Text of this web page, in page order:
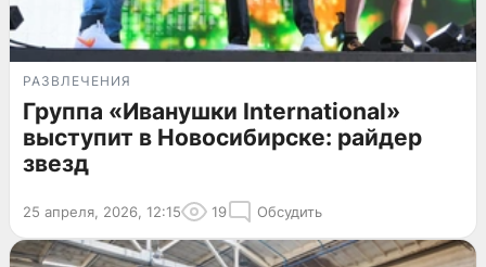
РАЗВЛЕЧЕНИЯ
Группа «Иванушки International»
выступит в Новосибирске: райдер
звезд
25 апреля, 2026, 12:15 19 Обсудить